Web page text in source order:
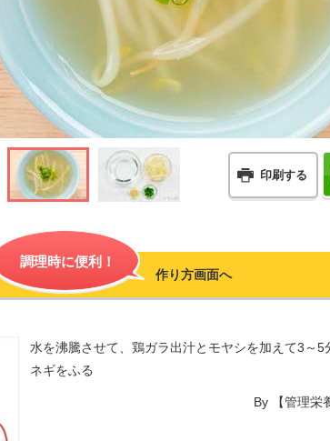
印刷する
調理時に便利！
作り方画面へ
水を沸騰させて、鶏ガラ出汁とモヤシを加えて3～5
ネギをふる
By 【管理